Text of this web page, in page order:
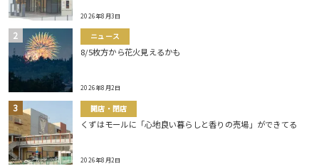
2026年8月3日
ニュース
8/5枚方から花火見えるかも
2026年8月2日
開店・閉店
くずはモールに「心地良い暮らしと香りの売場」ができてる
2026年8月2日